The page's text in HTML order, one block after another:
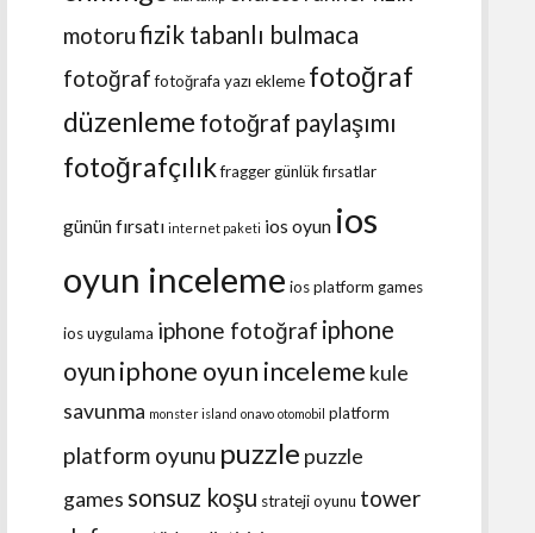
motorufizik tabanlı bulmaca
fotoğraf fotoğrafa yazı ekleme fotoğraf
düzenleme fotoğraf paylaşımı
fotoğrafçılıkfraggergünlük fırsatlar
günün fırsatı internet paketi ios oyun ios
oyun inceleme ios platform games
ios uygulama iphone fotoğraf iphone
oyun iphone oyun inceleme kule
savunma monster island onavo otomobil platform
platform oyunu puzzle puzzle
games sonsuz koşu strateji oyunu tower